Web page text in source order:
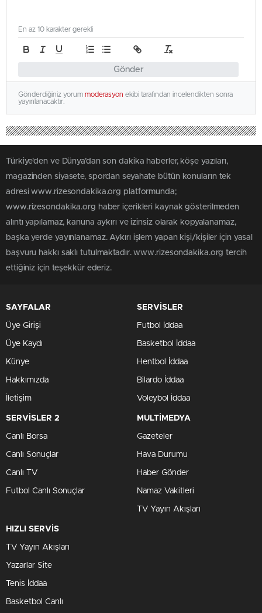
Gönder
En az 10 karakter gerekli
Gönderdiğiniz yorum moderasyon ekibi tarafından incelendikten sonra
yayınlanacaktır.
Türkiye'den ve Dünya’dan son dakika haberler, köşe yazıları,
magazinden siyasete, spordan seyahate bütün konuların tek
adresi www.rizesondakika.org platformunda;
www.rizesondakika.org haber içerikleri kaynak gösterilmeden
alıntı yapılamaz, kanuna aykırı ve izinsiz olarak kopyalanamaz,
başka yerde yayınlanamaz. Aykırı işlem yapan kişi/kişiler için yasal
başvuru hakkı saklı tutulmaktadır. www.rizesondakika.org tercih
ettiğiniz için teşekkür ederiz.
SAYFALAR
Üye Girişi
Üye Kaydı
Künye
Hakkımızda
İletişim
SERVİSLER
Futbol İddaa
Basketbol İddaa
Hentbol İddaa
Bilardo İddaa
Voleybol İddaa
SERVİSLER 2
Canlı Borsa
Canlı Sonuçlar
Canlı TV
Futbol Canlı Sonuçlar
MULTİMEDYA
Gazeteler
Hava Durumu
Haber Gönder
Namaz Vakitleri
TV Yayın Akışları
HIZLI SERVİS
TV Yayın Akışları
Yazarlar Site
Tenis İddaa
Basketbol Canlı